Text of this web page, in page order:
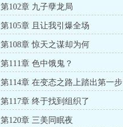
第102章 九子孽龙局
第105章 且让我引爆全场
第108章 惊天之谋却为何
第111章 色中饿鬼？
第114章 在变态之路上踏出第一步
第117章 终于找到组织了
第120章 三美同眠夜